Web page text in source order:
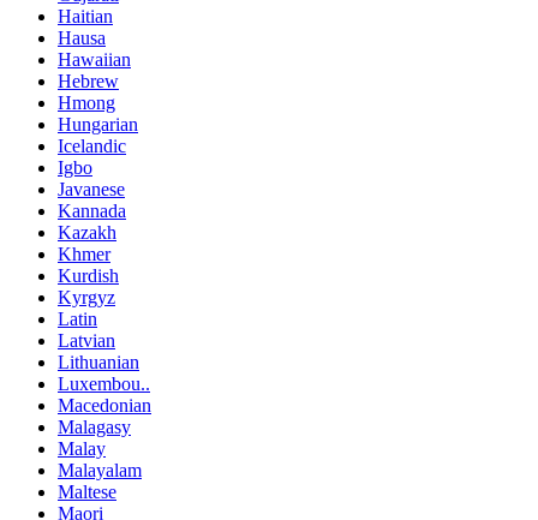
Haitian
Hausa
Hawaiian
Hebrew
Hmong
Hungarian
Icelandic
Igbo
Javanese
Kannada
Kazakh
Khmer
Kurdish
Kyrgyz
Latin
Latvian
Lithuanian
Luxembou..
Macedonian
Malagasy
Malay
Malayalam
Maltese
Maori